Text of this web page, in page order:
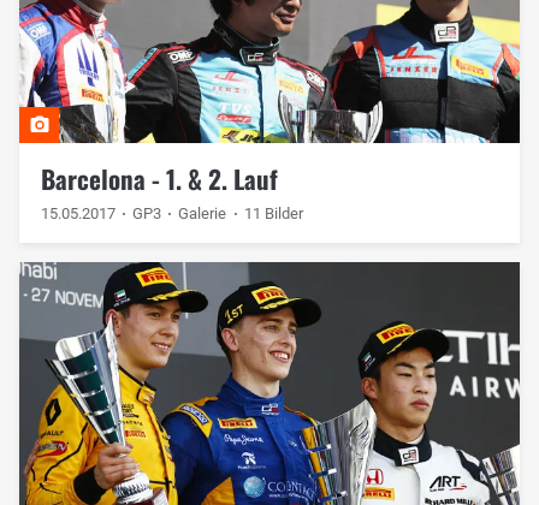
Barcelona - 1. & 2. Lauf
15.05.2017 GP3 Galerie 11 Bilder